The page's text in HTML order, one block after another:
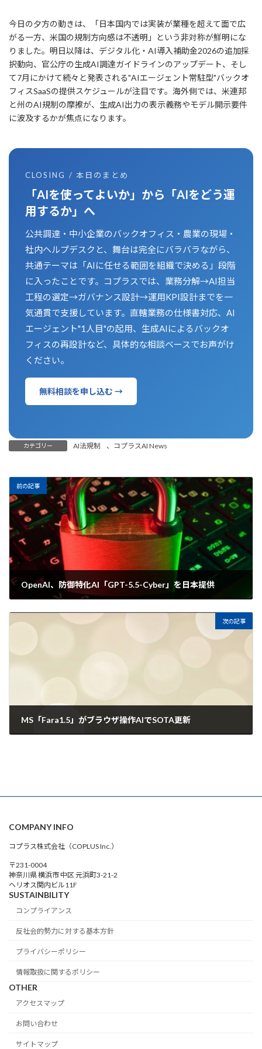
今日の夕方の動きは、「日本国内では実装が業種を超えて面で広
がる一方、米国の規制方向感は不透明」という非対称が鮮明にな
りました。明日以降は、デジタル化・AI導入補助金2026の追加採
択動向、官公庁の生成AI調達ガイドラインのアップデート、そし
て7月にかけて続々と発表される"AIエージェント常駐型"バックオ
フィスSaaSの提供スケジュールが注目です。海外側では、米連邦
と州のAI規制の摩擦が、生成AI出力の表示義務やモデル開示要件
に波及するかが焦点になります。
CLOSING / 本日のまとめ
「AIを使ってよいか」から「AIをどう運
用するか」へ
公共調達・中小企業のバックオフィス・農業の現場・
社内ヘルプデスクと、舞台は完全にバラバラながら、
共通テーマは「AIに任せる範囲を組織で決める」段階
に入ったことです。コプラスでは、業務分解→AI担当
工程の選定→ガバナンス設計→運用KPI設計までを一
気通貫で支援しています。直轄業務の仕様書対応、AI
エージェント"1人目"の起用、生成AIによるバックオ
フィスの再設計など、具体的な相談ベースでお声がけ
ください。
無料相談を申し込む →
カテゴリー AI法規制 、 コプラスAI News
前の記事
OpenAI、防御特化AI「GPT-5.5-Cyber」を日本提供
次の記事
MS「Fara1.5」がブラウザ操作AIでSOTA更新
COMPANY INFO
コプラス株式会社（COPLUS Inc.）
〒231-0004
神奈川県 横浜市 中区 元浜町3-21-2
ヘリオス関内ビル11F
SUSTAINBILITY
コンプライアンス
反社会的勢力に対する基本方針
プライバシーポリシー
情報取扱に関するポリシー
OTHER
アクセスマップ
お問い合わせ
サイトマップ